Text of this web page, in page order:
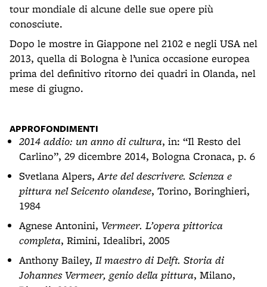
tour mondiale di alcune delle sue opere più
conosciute.
Dopo le mostre in Giappone nel 2102 e negli USA nel
2013, quella di Bologna è l’unica occasione europea
prima del definitivo ritorno dei quadri in Olanda, nel
mese di giugno.
APPROFONDIMENTI
2014 addio: un anno di cultura, in: “Il Resto del
Carlino”, 29 dicembre 2014, Bologna Cronaca, p. 6
Svetlana Alpers,Arte del descrivere. Scienza e
pittura nel Seicento olandese, Torino, Boringhieri,
1984
Agnese Antonini, Vermeer. L’opera pittorica
completa, Rimini, Idealibri, 2005
Anthony Bailey, Il maestro di Delft. Storia di
Johannes Vermeer, genio della pittura, Milano,